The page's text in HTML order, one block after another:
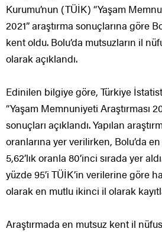
Kurumu’nun (TÜİK) “Yaşam
2021” araştırma sonuçlarına göre
kent oldu. Bolu’da mutsuzların il
olarak açıklandı.
Edinilen bilgiye göre, Türkiye
“Yaşam Memnuniyeti Araştırması
sonuçları açıklandı. Yapılan
oranlarına yer verilirken, Bolu’da
5,62’lık oranla 80’inci sırada yer
yüzde 95’i TÜİK’in verilerine göre
olarak en mutlu ikinci il olarak
Araştırmada en mutsuz kent il